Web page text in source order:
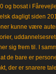
og bosat i
dagligt siden
kunne være
sig frem til. I
de bare er
der er snarere